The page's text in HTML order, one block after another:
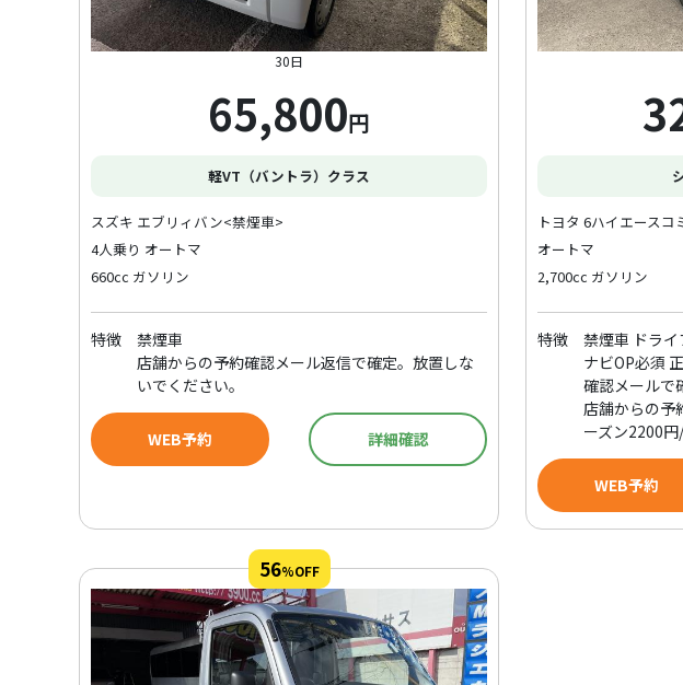
30日
65,800円
軽VT（バントラ）クラス
スズキ エブリィバン<禁煙車>
4人乗り オートマ
660cc ガソリン
特徴
禁煙車
店舗からの予約確認メール返信で確定。放置しな
いでください。
WEB予約 詳細確認
トヨタ 6ハイエース
オートマ
2,700cc ガソリン
特徴
禁煙車 ドラ
ナビOP必須
確認メールで
店舗からの予
ーズン2200円
WEB予約
56%OFF